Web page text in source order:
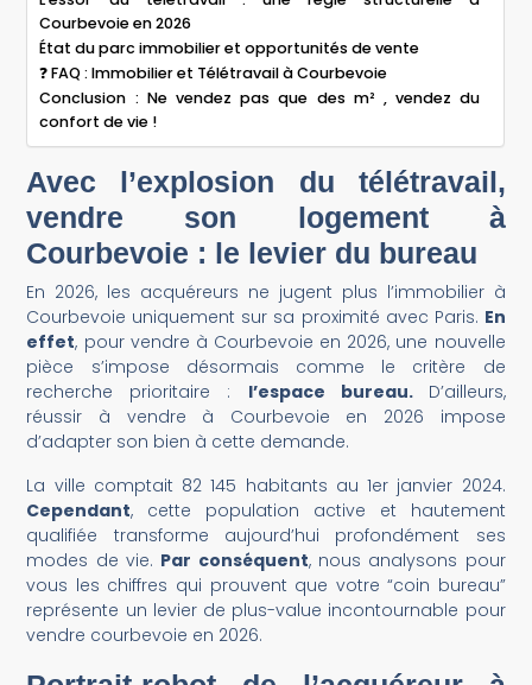
Courbevoie en 2026
État du parc immobilier et opportunités de vente
❓ FAQ : Immobilier et Télétravail à Courbevoie
Conclusion : Ne vendez pas que des m² , vendez du
confort de vie !
Avec l’explosion du télétravail,
vendre son logement à
Courbevoie : le levier du bureau
En 2026, les acquéreurs ne jugent plus l’immobilier à
Courbevoie uniquement sur sa proximité avec Paris. En
effet, pour vendre à Courbevoie en 2026, une nouvelle
pièce s’impose désormais comme le critère de
recherche prioritaire : l’espace bureau. D’ailleurs,
réussir à vendre à Courbevoie en 2026 impose
d’adapter son bien à cette demande.
La ville comptait 82 145 habitants au 1er janvier 2024.
Cependant, cette population active et hautement
qualifiée transforme aujourd’hui profondément ses
modes de vie. Par conséquent, nous analysons pour
vous les chiffres qui prouvent que votre “coin bureau”
représente un levier de plus-value incontournable pour
vendre courbevoie en 2026.